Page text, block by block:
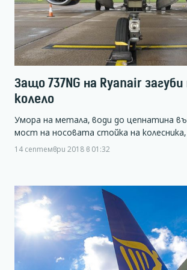
Защо 737NG на Ryanair
колело
Умора на метала, води до цепнатина
мост на носовата стойка на
14 септември 2018 в 01:32